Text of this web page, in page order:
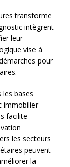
transforme
intègrent
leur
vise à
pour
les bases
immobilier
facilite
les secteurs
peuvent
la